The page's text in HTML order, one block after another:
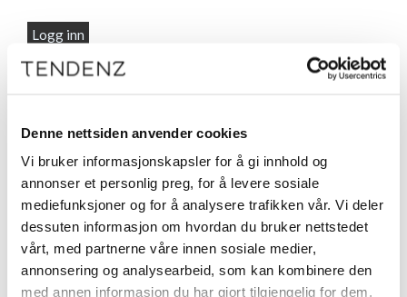
Denne nettsiden anvender cookies
Vi bruker informasjonskapsler for å gi innhold og
annonser et personlig preg, for å levere sosiale
mediefunksjoner og for å analysere trafikken vår. Vi deler
dessuten informasjon om hvordan du bruker nettstedet
vårt, med partnerne våre innen sosiale medier,
annonsering og analysearbeid, som kan kombinere den
med annen informasjon du har gjort tilgjengelig for dem,
Logg inn
Beskrivelse